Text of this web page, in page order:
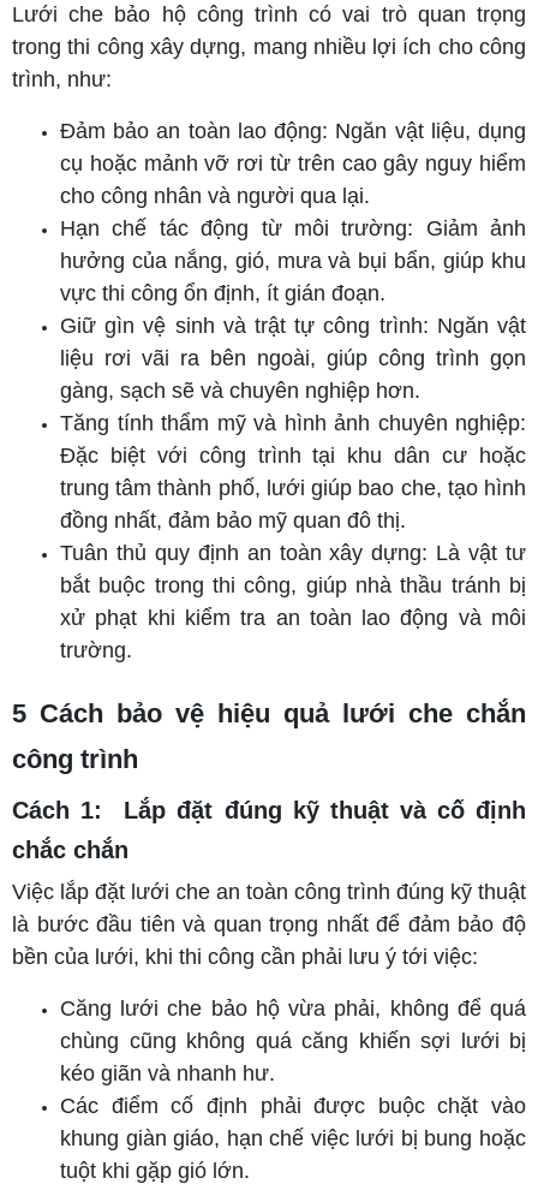
Lưới che bảo hộ công trình có vai trò quan trọng
trong thi công xây dựng, mang nhiều lợi ích cho công
trình, như:
Đảm bảo an toàn lao động: Ngăn vật liệu, dụng
cụ hoặc mảnh vỡ rơi từ trên cao gây nguy hiểm
cho công nhân và người qua lại.
Hạn chế tác động từ môi trường: Giảm ảnh
hưởng của nắng, gió, mưa và bụi bẩn, giúp khu
vực thi công ổn định, ít gián đoạn.
Giữ gìn vệ sinh và trật tự công trình: Ngăn vật
liệu rơi vãi ra bên ngoài, giúp công trình gọn
gàng, sạch sẽ và chuyên nghiệp hơn.
Tăng tính thẩm mỹ và hình ảnh chuyên nghiệp:
Đặc biệt với công trình tại khu dân cư hoặc
trung tâm thành phố, lưới giúp bao che, tạo hình
đồng nhất, đảm bảo mỹ quan đô thị.
Tuân thủ quy định an toàn xây dựng: Là vật tư
bắt buộc trong thi công, giúp nhà thầu tránh bị
xử phạt khi kiểm tra an toàn lao động và môi
trường.
5 Cách bảo vệ hiệu quả lưới che chắn
công trình
Cách 1: Lắp đặt đúng kỹ thuật và cố định
chắc chắn
Việc lắp đặt lưới che an toàn công trình đúng kỹ thuật
là bước đầu tiên và quan trọng nhất để đảm bảo độ
bền của lưới, khi thi công cần phải lưu ý tới việc:
Căng lưới che bảo hộ vừa phải, không để quá
chùng cũng không quá căng khiến sợi lưới bị
kéo giãn và nhanh hư.
Các điểm cố định phải được buộc chặt vào
khung giàn giáo, hạn chế việc lưới bị bung hoặc
tuột khi gặp gió lớn.